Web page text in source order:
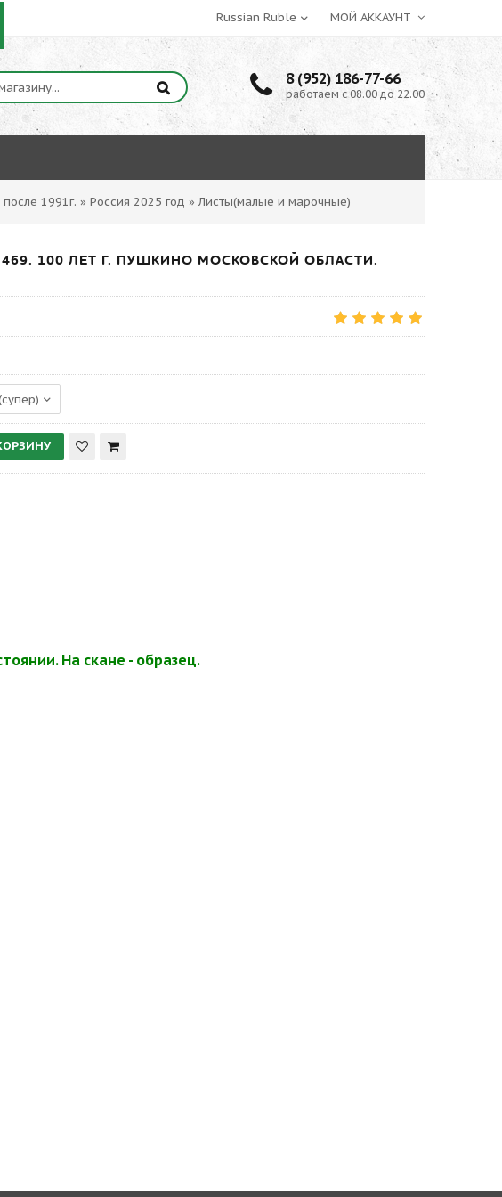
МОЙ АККАУНТ
8 (952) 186-77-66
работаем с 08.00 до 22.00
1991г. » Россия 2025 год » Листы(малые и марочные)
100 ЛЕТ Г. ПУШКИНО МОСКОВСКОЙ ОБЛАСТИ.
На скане - образец.